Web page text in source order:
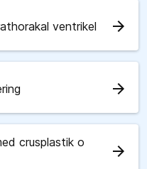
ventrikel arrow_forward
arrow_forward
crusplastik o
arrow_forward